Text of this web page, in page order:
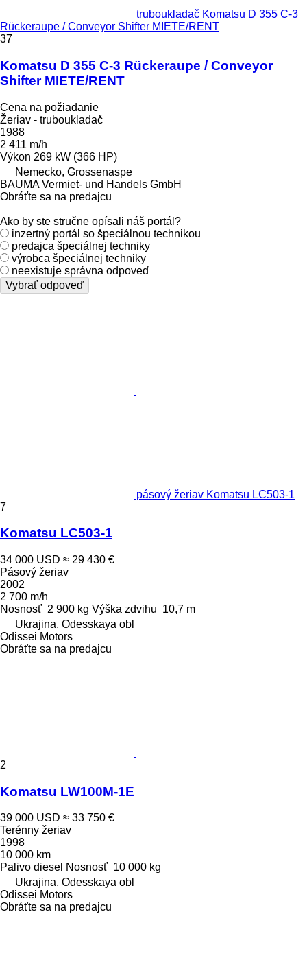
truboukladač Komatsu D 355 C-3
Rückeraupe / Conveyor Shifter MIETE/RENT
37
Komatsu D 355 C-3 Rückeraupe / Conveyor
Shifter MIETE/RENT
Cena na požiadanie
Žeriav - truboukladač
1988
2 411 m/h
Výkon 269 kW (366 HP)
Nemecko, Grossenaspe
BAUMA Vermiet- und Handels GmbH
Obráťte sa na predajcu
Ako by ste stručne opísali náš portál?
inzertný portál so špeciálnou technikou
predajca špeciálnej techniky
výrobca špeciálnej techniky
neexistuje správna odpoveď
Vybrať odpoveď
pásový žeriav Komatsu LC503-1
7
Komatsu LC503-1
34 000 USD ≈ 29 430 €
Pásový žeriav
2002
2 700 m/h
Nosnosť 2 900 kg Výška zdvihu 10,7 m
Ukrajina, Odesskaya obl
Odissei Motors
Obráťte sa na predajcu
2
Komatsu LW100M-1E
39 000 USD ≈ 33 750 €
Terénny žeriav
1998
10 000 km
Palivo diesel Nosnosť 10 000 kg
Ukrajina, Odesskaya obl
Odissei Motors
Obráťte sa na predajcu